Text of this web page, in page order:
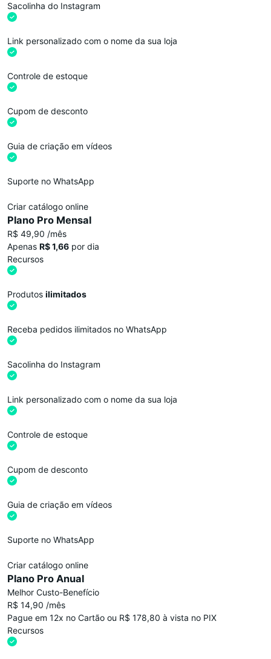
Sacolinha do Instagram
Link personalizado com o nome da sua loja
Controle de estoque
Cupom de desconto
Guia de criação em vídeos
Suporte no WhatsApp
Criar catálogo online
Plano Pro Mensal
R$ 49,90 /mês
Apenas R$ 1,66 por dia
Recursos
Produtos ilimitados
Receba pedidos ilimitados no WhatsApp
Sacolinha do Instagram
Link personalizado com o nome da sua loja
Controle de estoque
Cupom de desconto
Guia de criação em vídeos
Suporte no WhatsApp
Criar catálogo online
Plano Pro Anual
Melhor Custo-Benefício
R$ 14,90 /mês
Pague em 12x no Cartão ou R$ 178,80 à vista no PIX
Recursos